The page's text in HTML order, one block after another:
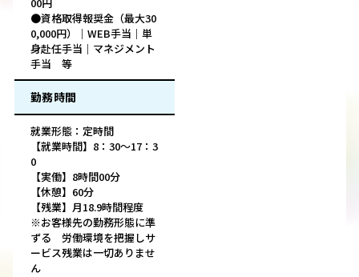
00円
●資格取得報奨金（最大30
0,000円）｜WEB手当｜単
身赴任手当｜マネジメント
手当 等
勤務時間
就業形態：定時間
【就業時間】8：30～17：3
0
【実働】8時間00分
【休憩】60分
【残業】月18.9時間程度
※お客様先の勤務形態に準
ずる 労働環境を把握しサ
ービス残業は一切ありませ
ん